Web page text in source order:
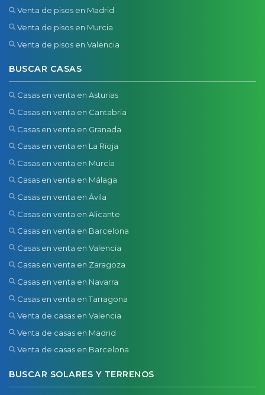
Venta de pisos en Madrid
Venta de pisos en Murcia
Venta de pisos en Valencia
BUSCAR CASAS
Casas en venta en Asturias
Casas en venta en Cantabria
Casas en venta en Granada
Casas en venta en La Rioja
Casas en venta en Murcia
Casas en venta en Málaga
Casas en venta en Ávila
Casas en venta en Alicante
Casas en venta en Barcelona
Casas en venta en Valencia
Casas en venta en Zaragoza
Casas en venta en Navarra
Casas en venta en Tarragona
Venta de casas en Valencia
Venta de casas en Madrid
Venta de casas en Barcelona
BUSCAR SOLARES Y TERRENOS